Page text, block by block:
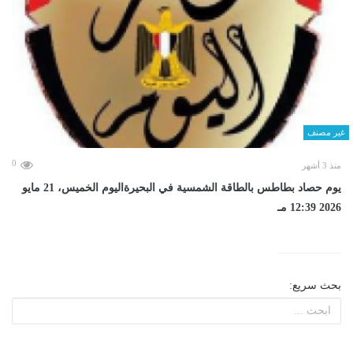
غير مصنف
منذ 3 أشهر 0
يوم حصاد بطاطس بالطاقة الشمسية في البحيرةاليوم الخميس، 21 مايو
2026 12:39 مـ
بحث سريع: